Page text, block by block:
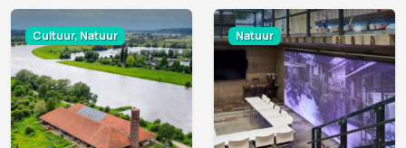
Cultuur, Natuur Natuur